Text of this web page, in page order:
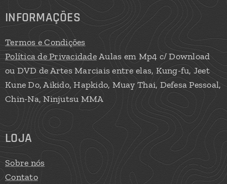
INFORMAÇÕES
Termos e Condições
Política de PrivacidadeAulas em Mp4 c/ Download
ou DVD de Artes Marciais entre elas, Kung-fu, Jeet
Kune Do, Aikido, Hapkido, Muay Thai, Defesa Pessoal,
Chin-Na, Ninjutsu MMA
LOJA
Sobre nós
Contato